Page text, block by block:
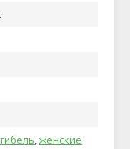
,женские